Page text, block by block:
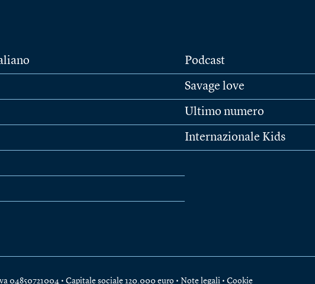
Podcast
Savage love
Ultimo numero
Internazionale Kids
04850721004 • Capitale sociale 120.000 euro • Note legali • Cookie